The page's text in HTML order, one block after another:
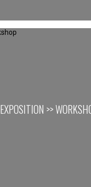
EXPOSITION >>